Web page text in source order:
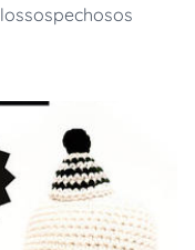
lossospechosos